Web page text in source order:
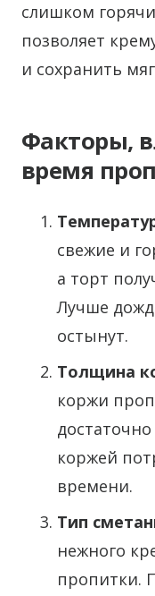
слишком
позволяет
и сохранить
Факторы,
время
свежие и
а торт
Лучше
остынут.
Толщина
коржи
коржей
времени.
Тип
нежного
пропитки.